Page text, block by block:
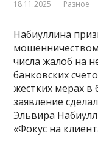
18.11.2025 Разное
Набиуллина
числа жалоб на
банковских
жестких мерах
заявление
Эльвира
«Фокус на